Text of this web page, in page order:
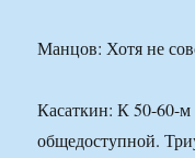
Манцов: Хотя не
Касаткин: К 50-60-м
общедоступной.